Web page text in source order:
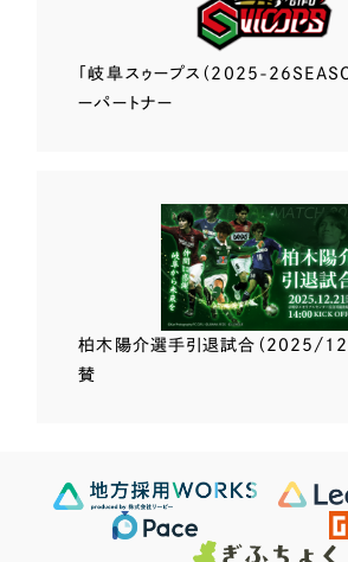
「岐阜スゥープス （2025-
ーパートナー
柏木陽介選手引退試合（2025/
賛